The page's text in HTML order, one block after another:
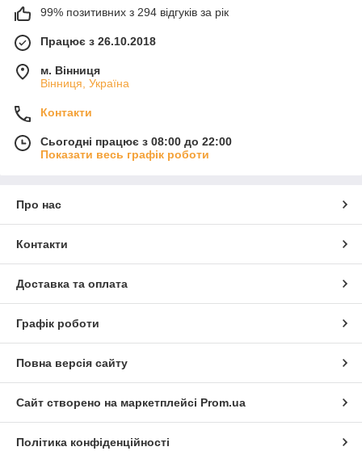
99% позитивних з 294 відгуків за рік
Працює з 26.10.2018
м. Вінниця
Вінниця, Україна
Контакти
Сьогодні працює з 08:00 до 22:00
Показати весь графік роботи
Про нас
Контакти
Доставка та оплата
Графік роботи
Повна версія сайту
Сайт створено на маркетплейсі Prom.ua
Політика конфіденційності